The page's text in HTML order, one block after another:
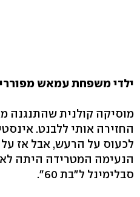
ילדי משפחת עמאש
מוסיקה קולנית שהתנגנה
החזירה אותי ללבנט.
לכעוס על הרעש, אבל אז
הנעימה המטרידה היתה
סבלימינל ל"בת 60".